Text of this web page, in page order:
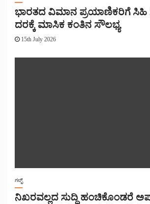
ಭಾರತದ ವಿಮಾನ ಪ್ರಯಾಣಿಕರಿಗೆ ಸಿಹಿ
ದರಕ್ಕೆ ಮಾಸಿಕ ಕಂತಿನ ಸೌಲಭ್ಯ
15th July 2026
ಗಲ್ಫ್
ನಿಖರವಲ್ಲದ ಸುದ್ದಿ ಹಂಚಿಕೊಂಡರೆ